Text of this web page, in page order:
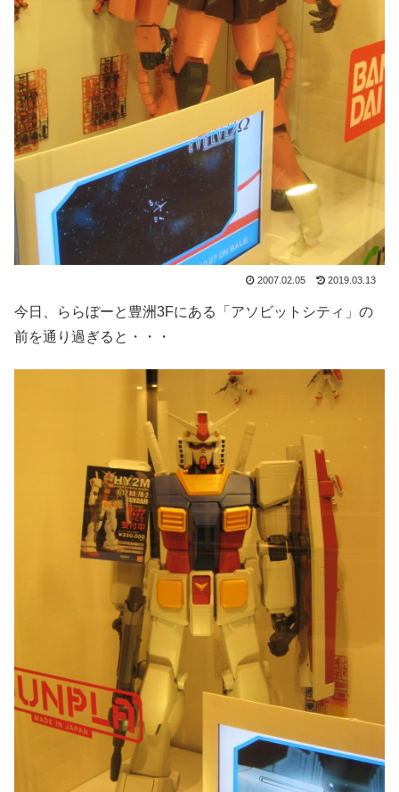
2007.02.05 2019.03.13
今日、ららぼーと豊洲3Fにある「アソビットシティ」の
前を通り過ぎると・・・